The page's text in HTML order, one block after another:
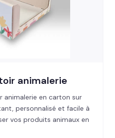
animalerie
en carton sur
personnalisé et facile à
vos produits animaux en